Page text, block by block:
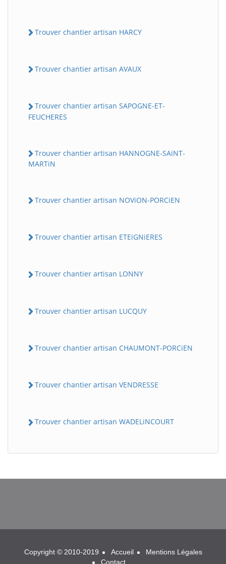
Trouver chantier artisan HARCY
Trouver chantier artisan AVAUX
Trouver chantier artisan SAPOGNE-ET-
FEUCHERES
Trouver chantier artisan HANNOGNE-SAiNT-
MARTiN
Trouver chantier artisan NOViON-PORCiEN
Trouver chantier artisan ETEiGNiERES
Trouver chantier artisan LONNY
Trouver chantier artisan LUCQUY
Trouver chantier artisan CHAUMONT-PORCiEN
Trouver chantier artisan VENDRESSE
Trouver chantier artisan WADELiNCOURT
BatiWebPro
Copyright © 2010-2019 Accueil
Mentions Légales
Contact